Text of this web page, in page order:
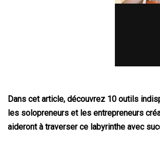
Dans cet article, découvrez 10 outils
les solopreneurs et les entrepreneurs
aideront à traverser ce labyrinthe avec